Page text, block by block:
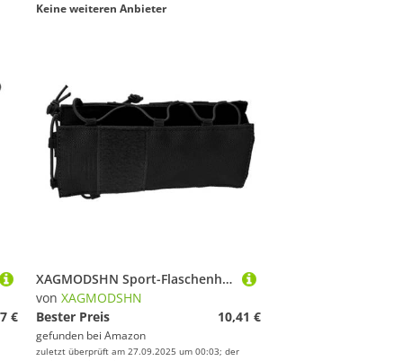
Keine weiteren Anbieter
€
XAGMODSHN Sport-Flaschenhalter, Wasserhalter, Multifunktions-Holster, verstellbare Reisetasche, Hüfttasche, Nylon-Flaschentasche, Schwarz , Einheitsgröße
von XAGMODSHN
Bester Preis
10,41 €
gefunden bei Amazon
zuletzt überprüft am 27.09.2025 um 00:03; der